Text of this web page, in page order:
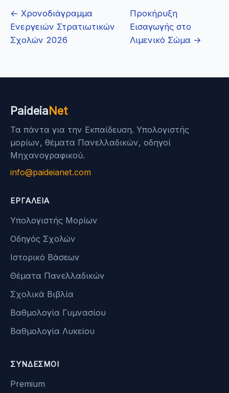
← Χρονοδιάγραμμα
Ενεργειών Στρατιωτικών
Σχολών 2026
Προκήρυξη
Εισαγωγής στο
Λιμενικό Σώμα →
PaideiaNet
Τα πάντα για την Εκπαίδευση. Υπολογιστής
μορίων, θέματα Πανελλαδικών, οδηγοί
Μηχανογραφικού.
info@paideianet.com
ΕΡΓΑΛΕΊΑ
Υπολογιστής Μορίων
Οδηγός Σχολών
Ιστορικό Βάσεων
Θέματα Πανελλαδικών
Σχολικά Βιβλία
Βαθμολογία Γυμνασίου
Βαθμολογία Λυκείου
ΣΎΝΔΕΣΜΟΙ
Premium